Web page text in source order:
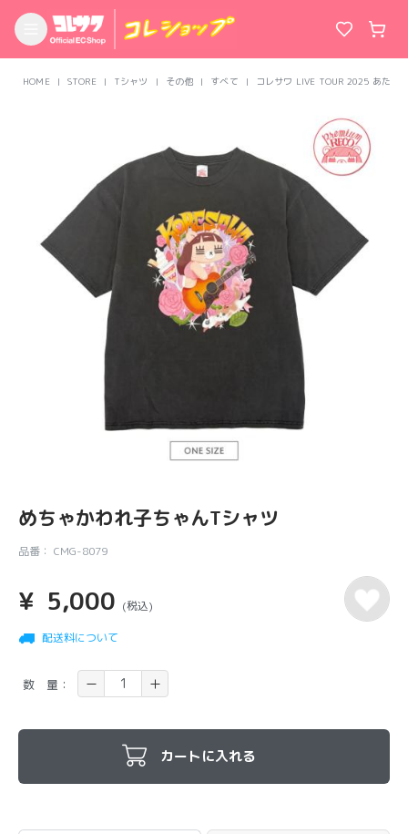
HOME STORE Tシャツ その他 すべて コレサワ LIVE TOUR 2025 あたし
めちゃかわれ子ちゃんTシャツ
品番： CMG-8079
¥ 5,000 (税込)
配送料について
数 量：
カートに入れる